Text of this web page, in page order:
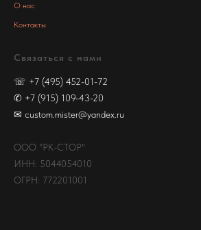
О нас
Контакты
Связаться с нами
☏ +7 (495) 452-01-72
✆ +7 (915) 109-43-20
✉ custom.mister@yandex.ru
ООО "РК-СТОР"
ИНН: 5044054010
ОГРН: 772201001